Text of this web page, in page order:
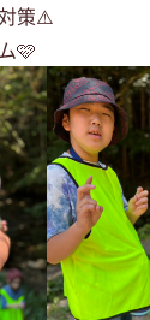
策⚠️
🩷